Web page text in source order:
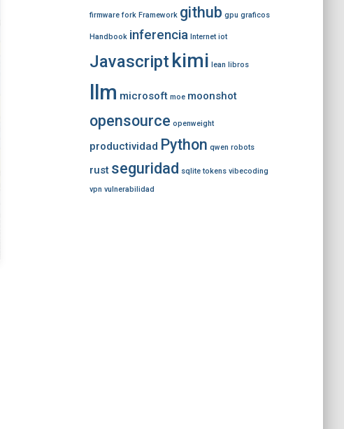
firmware fork Framework github gpu graficos
Handbook inferencia Internet iot
Javascript kimi lean libros
llm microsoft moe moonshot
opensource openweight
productividad Python qwen robots
rust seguridad sqlite tokens vibecoding
vpn vulnerabilidad